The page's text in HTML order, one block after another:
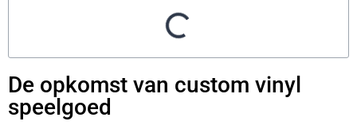
De opkomst van custom vinyl
speelgoed